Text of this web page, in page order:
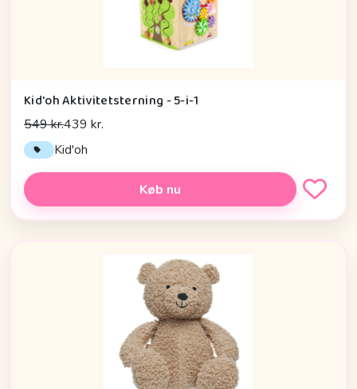
Kid'oh Aktivitetsterning - 5-i-1
549 kr.439 kr.
Kid'oh
Køb nu